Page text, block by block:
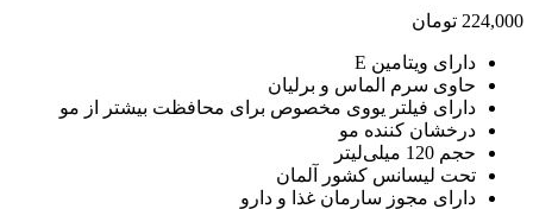
تومان
دارای ویتامین E
حاوی سرم الماس و برلیان
دارای فیلتر یووی مخصوص برای محافظت بیشتر از مو
درخشان کننده مو
حجم 120 میلی‌لیتر
تحت لیسانس کشور آلمان
دارای مجوز سارمان غذا و دارو